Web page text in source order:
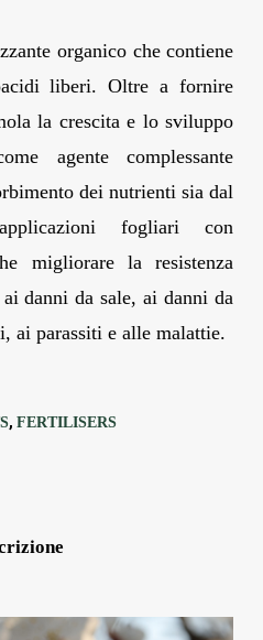
organico che contiene
liberi. Oltre a fornire
la crescita e lo sviluppo
agente complessante
dei nutrienti sia dal
fogliari con
migliorare la resistenza
danni da sale, ai danni da
ai parassiti e alle malattie.
, FERTILISERS